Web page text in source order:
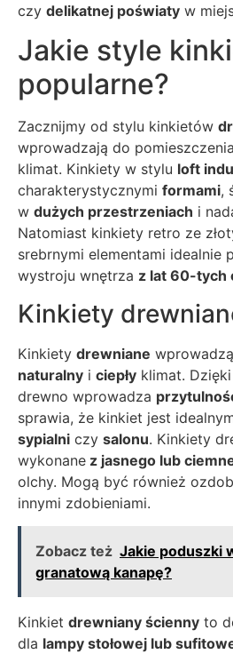
czy delikatnej poświaty w
Jakie style
popularne?
Zacznijmy od stylu kinkietów
wprowadzają do pomieszczenia
klimat. Kinkiety w stylu loft
charakterystycznymi formami,
w dużych przestrzeniach i
Natomiast kinkiety retro ze
srebrnymi elementami idealnie
wystroju wnętrza z lat 60-tych
Kinkiety
Kinkiety drewniane
naturalny i ciepły klimat.
drewno wprowadza
sprawia, że kinkiet jest
sypialni czy salonu. Kinkiety
wykonane z jasnego lub
olchy. Mogą być również
innymi zdobieniami.
Zobacz też Jakie poduszki
granatową kanapę?
Kinkiet drewniany ścienny to
dla lampy stołowej lub